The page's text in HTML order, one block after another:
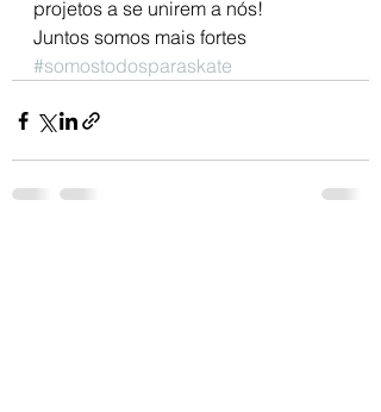
projetos a se unirem a nós!
Juntos somos mais fortes
#somostodosparaskate